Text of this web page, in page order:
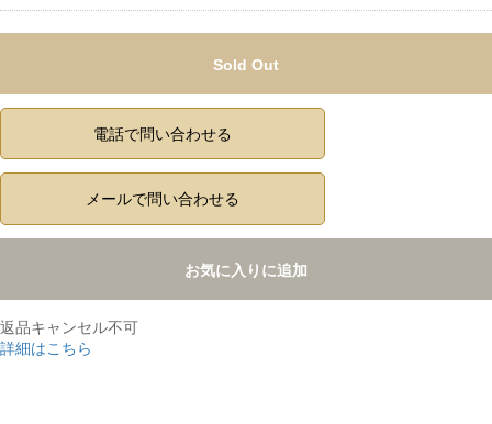
Sold Out
電話で問い合わせる
メールで問い合わせる
お気に入りに追加
返品キャンセル不可
詳細はこちら